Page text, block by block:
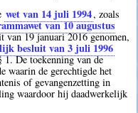
wet van 14 juli 1994, zoals
van 10 augustus
19 januari 2016 genomen,
besluit van 3 juli 1996
1. De toekenning van de
waarin de gerechtigde het
of gevangenzetting in
waardoor hij daadwerkelijk